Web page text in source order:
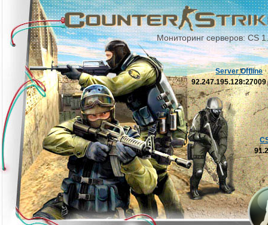
Мониторинг серверов: CS
Server Offline
92.247.195.128:27009